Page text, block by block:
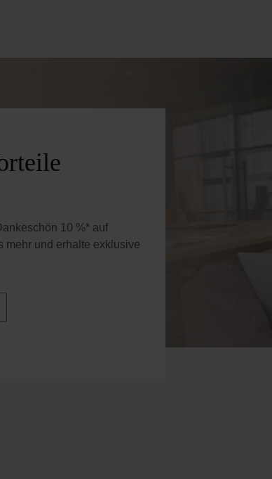
10 %* auf
mehr und erhalte exklusive